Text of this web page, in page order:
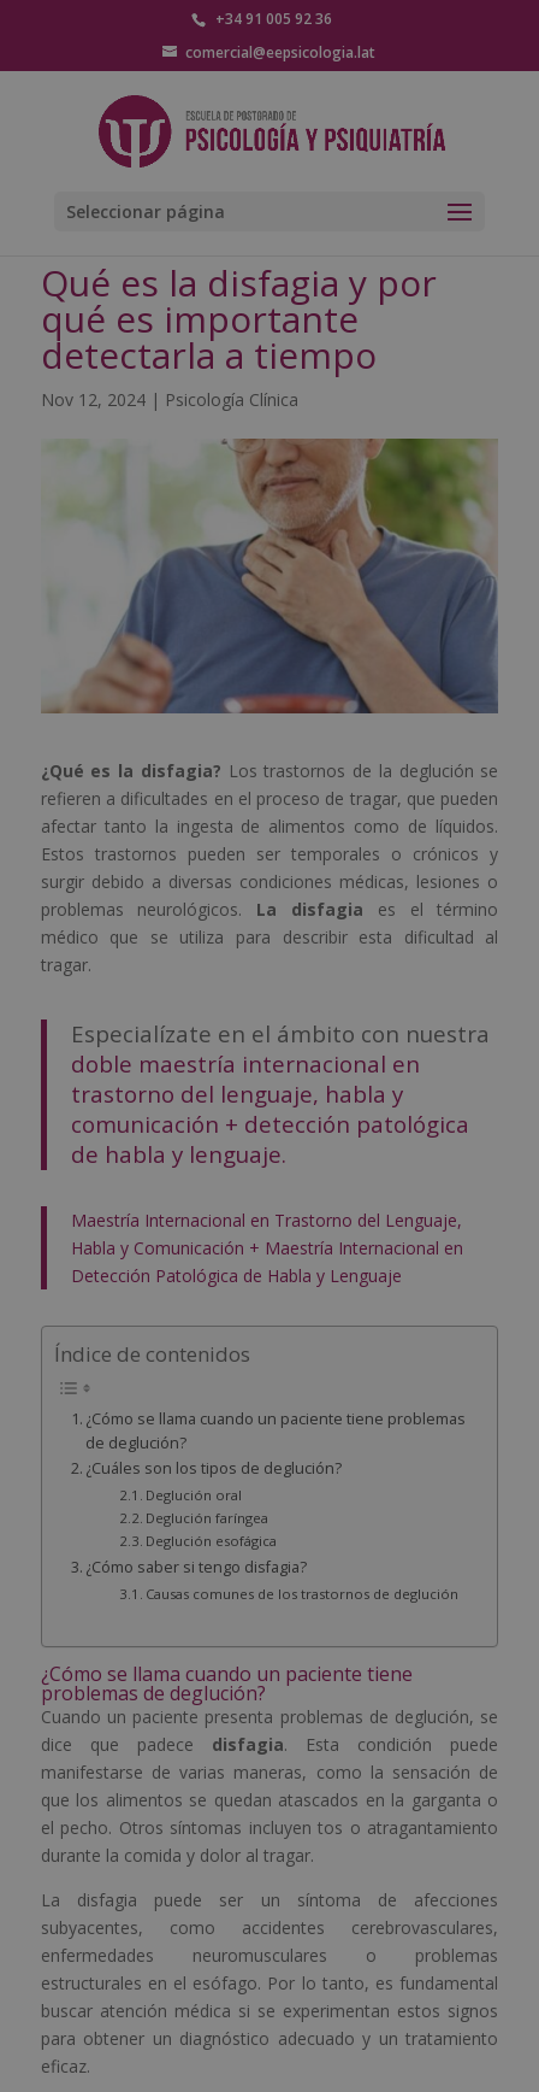
+34 91 005 92 36
comercial@eepsicologia.lat
Seleccionar página
Qué es la disfagia y por
qué es importante
detectarla a tiempo
Nov 12, 2024| Psicología Clínica
¿Qué es la disfagia? Los trastornos de la deglución se
refieren a dificultades en el proceso de tragar, que pueden
afectar tanto la ingesta de alimentos como de líquidos.
Estos trastornos pueden ser temporales o crónicos y
surgir debido a diversas condiciones médicas, lesiones o
problemas neurológicos. La disfagia es el término
médico que se utiliza para describir esta dificultad al
tragar.
Especialízate en el ámbito con nuestra
doble maestría internacional en
trastorno del lenguaje, habla y
comunicación + detección patológica
de habla y lenguaje.
Maestría Internacional en Trastorno del Lenguaje,
Habla y Comunicación + Maestría Internacional en
Detección Patológica de Habla y Lenguaje
Índice de contenidos
¿Cómo se llama cuando un paciente tiene problemas
de deglución?
¿Cuáles son los tipos de deglución?
Deglución oral
Deglución faríngea
Deglución esofágica
¿Cómo saber si tengo disfagia?
Causas comunes de los trastornos de deglución
¿Cómo se llama cuando un paciente tiene
problemas de deglución?
Cuando un paciente presenta problemas de deglución, se
dice que padece disfagia. Esta condición puede
manifestarse de varias maneras, como la sensación de
que los alimentos se quedan atascados en la garganta o
el pecho. Otros síntomas incluyen tos o atragantamiento
durante la comida y dolor al tragar.
La disfagia puede ser un síntoma de afecciones
subyacentes, como accidentes cerebrovasculares,
enfermedades neuromusculares o problemas
estructurales en el esófago. Por lo tanto, es fundamental
buscar atención médica si se experimentan estos signos
para obtener un diagnóstico adecuado y un tratamiento
eficaz.